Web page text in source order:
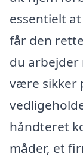
essentielt
får den
du arbejder
være sikker
håndteret
måder, et